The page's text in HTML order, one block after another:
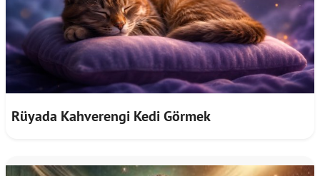
Rüyada Kahverengi Kedi Görmek